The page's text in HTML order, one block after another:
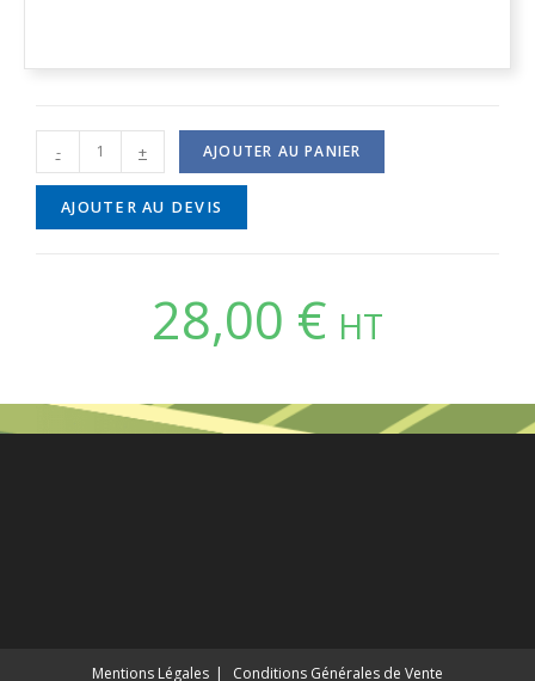
- + AJOUTER AU PANIER
AJOUTER AU DEVIS
28,00 € HT
Mentions Légales Conditions Générales de Vente